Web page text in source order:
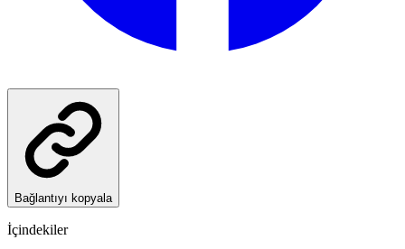
Bağlantıyı kopyala
İçindekiler